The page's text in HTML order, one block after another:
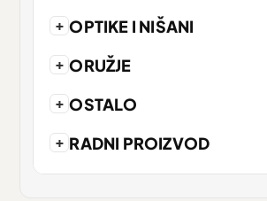
+ OPTIKE I NIŠANI
+ ORUŽJE
+ OSTALO
+ RADNI PROIZVOD